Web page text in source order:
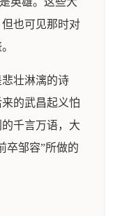
也可见那时对
壮淋漓的诗
的武昌起义怕
千言万语，大
卒邹容”所做的